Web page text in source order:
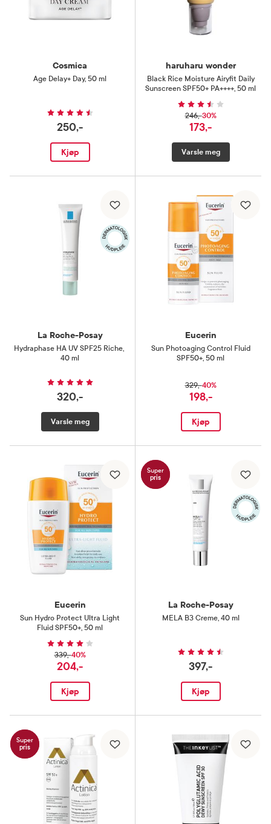
Cosmica
Age Delay+ Day, 50 ml
250,-
Kjøp
haruharu wonder
Black Rice Moisture Airyfit Daily
Sunscreen SPF50+ PA++++, 50 ml
246,-30%
173,-
Varsle meg
La Roche-Posay
Hydraphase HA UV SPF25 Riche,
40 ml
320,-
Varsle meg
Eucerin
Sun Photoaging Control Fluid
SPF50+, 50 ml
329,-40%
198,-
Kjøp
Eucerin
Sun Hydro Protect Ultra Light
Fluid SPF50+, 50 ml
339,-40%
204,-
Kjøp
Super
pris
La Roche-Posay
MELA B3 Creme, 40 ml
397,-
Kjøp
Super
pris